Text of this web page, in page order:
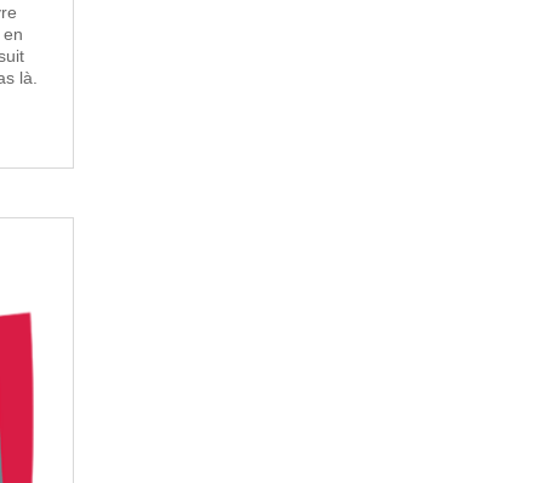
là.